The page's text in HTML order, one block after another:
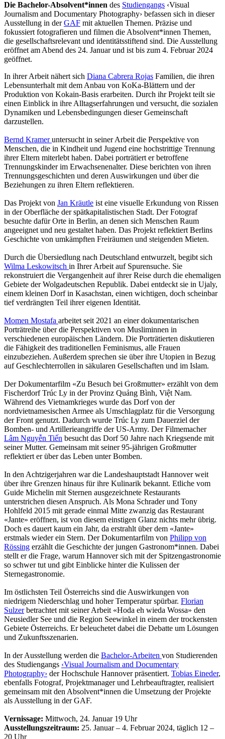
Die Bachelor-Absolvent*innen des Studiengangs ‹Visual
Journalism and Documentary Photography› befassen sich in dieser
Ausstellung in derGAF mit aktuellen Themen. Präzise und
fokussiert fotografieren und filmen die Absolvent*innen Themen,
die gesellschaftsrelevant und identitätsstiftend sind. Die Ausstellung
eröffnet am Abend des 24. Januar und ist bis zum 4. Februar 2024
geöffnet.
In ihrer Arbeit nähert sich Diana Cabrera Rojas Familien, die ihren
Lebensunterhalt mit dem Anbau von KoKa-Blättern und der
Produktion von Kokain-Basis erarbeiten. Durch ihr Projekt teilt sie
einen Einblick in ihre Alltagserfahrungen und versucht, die sozialen
Dynamiken und Lebensbedingungen dieser Gemeinschaft
darzustellen.
Bernd Kramer untersucht in seiner Arbeit die Perspektive von
Menschen, die in Kindheit und Jugend eine hochstrittige Trennung
ihrer Eltern miterlebt haben. Dabei porträtiert er betroffene
Trennungskinder im Erwachsenenalter. Diese berichten von ihren
Trennungsgeschichten und deren Auswirkungen und über die
Beziehungen zu ihren Eltern reflektieren.
Das Projekt von Jan Kräutle ist eine visuelle Erkundung von Rissen
in der Oberfläche der spätkapitalistischen Stadt. Der Fotograf
besuchte dafür Orte in Berlin, an denen sich Menschen Raum
angeeignet und neu gestaltet haben. Das Projekt reflektiert Berlins
Geschichte von umkämpften Freiräumen und steigenden Mieten.
Durch die Übersiedlung nach Deutschland entwurzelt, begibt sich
Wilma Leskowitsch in Ihrer Arbeit auf Spurensuche. Sie
rekonstruiert die Vergangenheit auf ihrer Reise durch die ehemaligen
Gebiete der Wolgadeutschen Republik. Dabei entdeckt sie in Ujaly,
einem kleinen Dorf in Kasachstan, einen wichtigen, doch scheinbar
tief verdrängten Teil ihrer eigenen Identität.
Momen Mostafa arbeitet seit 2021 an einer dokumentarischen
Porträtreihe über die Perspektiven von Musliminnen in
verschiedenen europäischen Ländern. Die Porträtierten diskutieren
die Fähigkeit des traditionellen Feminismus, alle Frauen
einzubeziehen. Außerdem sprechen sie über ihre Utopien in Bezug
auf Geschlechterrollen in säkularen Gesellschaften und im Islam.
Der Dokumentarfilm «Zu Besuch bei Großmutter» erzählt von dem
Fischerdorf Trúc Ly in der Provinz Quảng Bình, Việt Nam.
Während des Vietnamkrieges wurde das Dorf von der
nordvietnamesischen Armee als Umschlagplatz für die Versorgung
der Front genutzt. Dadurch wurde Trúc Ly zum Dauerziel der
Bomben- und Artillerieangriffe der US-Army. Der Filmemacher
Lâm Nguyễn Tiến besucht das Dorf 50 Jahre nach Kriegsende mit
seiner Mutter. Gemeinsam mit seiner 95-jährigen Großmutter
reflektiert er über das Leben unter Bomben.
In den Achtzigerjahren war die Landeshauptstadt Hannover weit
über ihre Grenzen hinaus für ihre Kulinarik bekannt. Etliche vom
Guide Michelin mit Sternen ausgezeichnete Restaurants
unterstrichen diesen Anspruch. Als Mona Schrader und Tony
Hohlfeld 2015 mit gerade einmal Mitte zwanzig das Restaurant
«Jante» eröffnen, ist von diesem einstigen Glanz nichts mehr übrig.
Doch es dauert kaum ein Jahr, da erstrahlt über dem «Jante»
erstmals wieder ein Stern. Der Dokumentarfilm von Philipp von
Rössing erzählt die Geschichte der jungen Gastronom*innen. Dabei
stellt er die Frage, warum Hannover sich mit der Spitzengastronomie
so schwer tut und gibt Einblicke hinter die Kulissen der
Sternegastronomie.
Im östlichsten Teil Österreichs sind die Auswirkungen von
niedrigem Niederschlag und hoher Temperatur spürbar. Florian
Sulzer betrachtet mit seiner Arbeit «Hoda eh wieda Wossa» den
Neusiedler See und die Region Seewinkel in einem der trockensten
Gebiete Österreichs. Er beleuchetet dabei die Debatte um Lösungen
und Zukunftsszenarien.
In der Ausstellung werden die Bachelor-Arbeiten von Studierenden
des Studiengangs ‹Visual Journalism and Documentary
Photography› der Hochschule Hannover präsentiert. Tobias Eineder,
ebenfalls Fotograf, Projektmanager und Lehrbeauftragter, realisiert
gemeinsam mit den Absolvent*innen die Umsetzung der Projekte
als Ausstellung in der GAF.
Vernissage: Mittwoch, 24. Januar 19 Uhr
Ausstellungszeitraum: 25. Januar – 4. Februar 2024, täglich 12 –
20 Uhr